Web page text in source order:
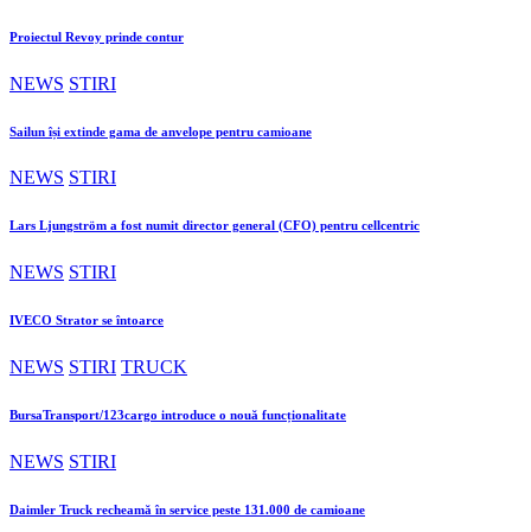
Proiectul Revoy prinde contur
NEWS STIRI
Sailun își extinde gama de anvelope pentru camioane
NEWS STIRI
Lars Ljungström a fost numit director general (CFO) pentru cellcentric
NEWS STIRI
IVECO Strator se întoarce
NEWS STIRI TRUCK
BursaTransport/123cargo introduce o nouă funcționalitate
NEWS STIRI
Daimler Truck recheamă în service peste 131.000 de camioane